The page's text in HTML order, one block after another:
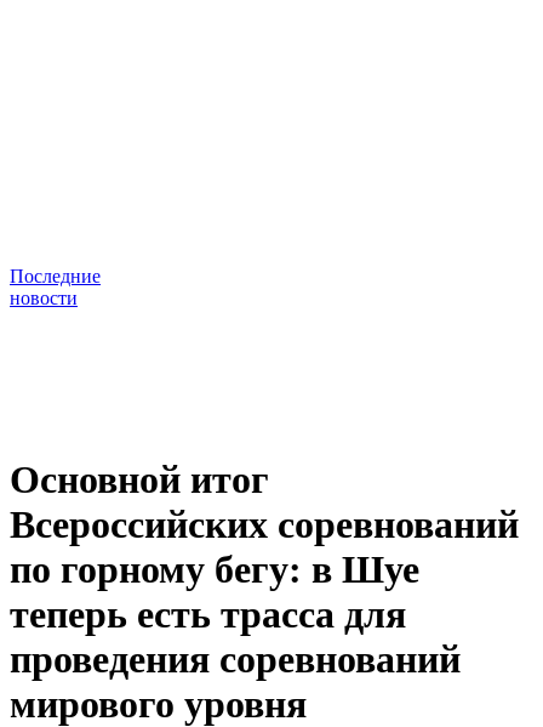
Последние
новости
Основной итог
Всероссийских соревнований
по горному бегу: в Шуе
теперь есть трасса для
проведения соревнований
мирового уровня